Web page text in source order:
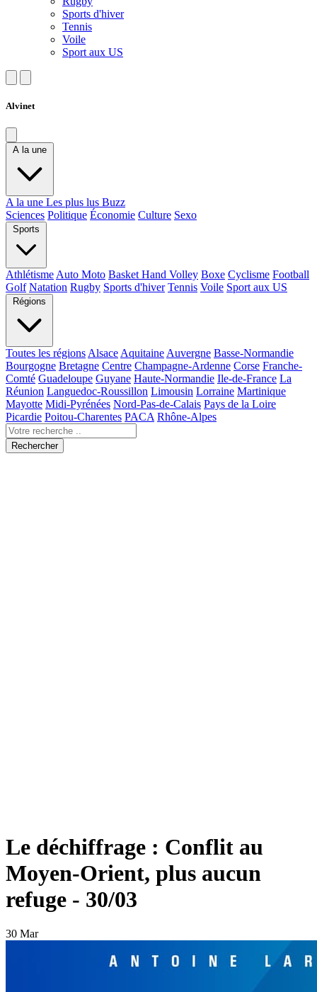
Sports d'hiver
Tennis
Voile
Sport aux US
Alvinet
A la une
A la une Les plus lus Buzz
Sciences Politique Économie Culture Sexo
Sports
Athlétisme Auto Moto Basket Hand Volley Boxe Cyclisme Football
Golf Natation Rugby Sports d'hiver Tennis Voile Sport aux US
Régions
Toutes les régions Alsace Aquitaine Auvergne Basse-Normandie
Bourgogne Bretagne Centre Champagne-Ardenne Corse Franche-
Comté Guadeloupe Guyane Haute-Normandie Ile-de-France La
Réunion Languedoc-Roussillon Limousin Lorraine Martinique
Mayotte Midi-Pyrénées Nord-Pas-de-Calais Pays de la Loire
Picardie Poitou-Charentes PACA Rhône-Alpes
Rechercher
Le déchiffrage : Conflit au
Moyen-Orient, plus aucun
refuge - 30/03
30 Mar